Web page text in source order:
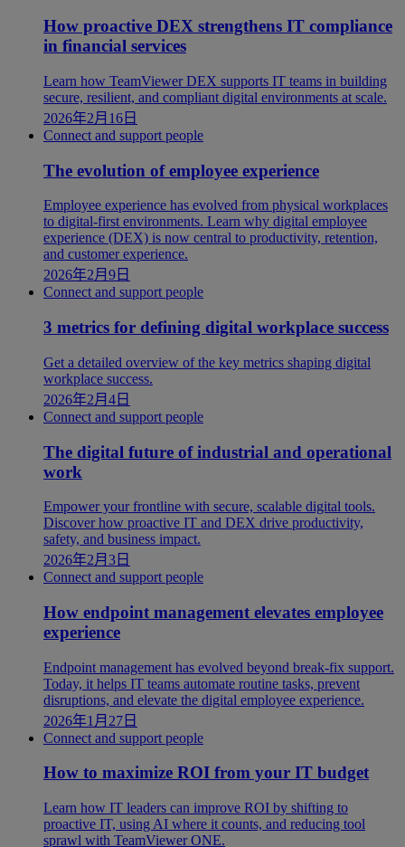
How proactive DEX strengthens IT compliance
in financial services
Learn how TeamViewer DEX supports IT teams in building
secure, resilient, and compliant digital environments at scale.
2026年2月16日
Connect and support people
The evolution of employee experience
Employee experience has evolved from physical workplaces
to digital-first environments. Learn why digital employee
experience (DEX) is now central to productivity, retention,
and customer experience.
2026年2月9日
Connect and support people
3 metrics for defining digital workplace success
Get a detailed overview of the key metrics shaping digital
workplace success.
2026年2月4日
Connect and support people
The digital future of industrial and operational
work
Empower your frontline with secure, scalable digital tools.
Discover how proactive IT and DEX drive productivity,
safety, and business impact.
2026年2月3日
Connect and support people
How endpoint management elevates employee
experience
Endpoint management has evolved beyond break-fix support.
Today, it helps IT teams automate routine tasks, prevent
disruptions, and elevate the digital employee experience.
2026年1月27日
Connect and support people
How to maximize ROI from your IT budget
Learn how IT leaders can improve ROI by shifting to
proactive IT, using AI where it counts, and reducing tool
sprawl with TeamViewer ONE.